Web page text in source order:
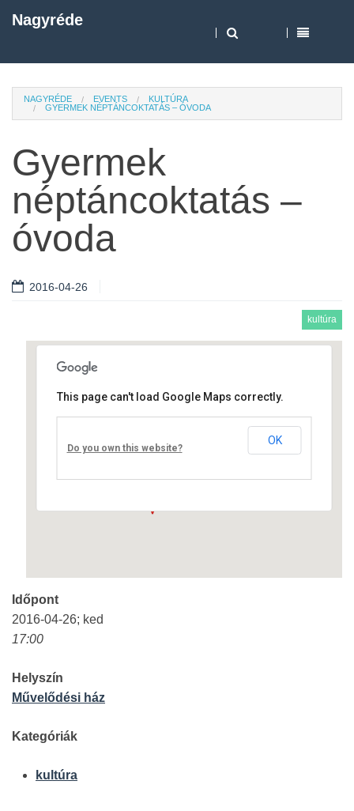
Nagyréde
NAGYRÉDE EVENTS
KULTÚRA
GYERMEK NÉPTÁNCOKTATÁS – ÓVODA
Gyermek
néptáncoktatás –
óvoda
2016-04-26
kultúra
Művelődési ház
Fő út 8 - Nagyréde
This page can't load Google Maps correctly.
Do you own this website?
OK
Időpont
2016-04-26; ked
17:00
Helyszín
Művelődési ház
Kategóriák
kultúra